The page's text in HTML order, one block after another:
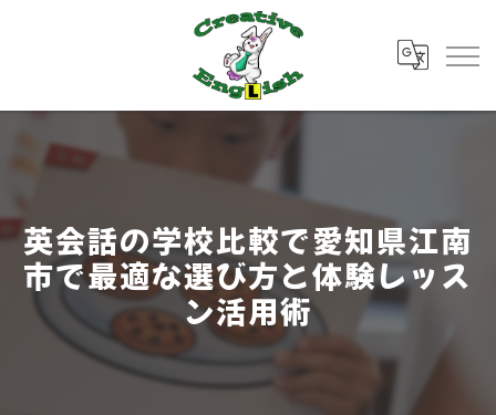
英会話の学校比較で愛知県江南
市で最適な選び方と体験レッス
ン活用術